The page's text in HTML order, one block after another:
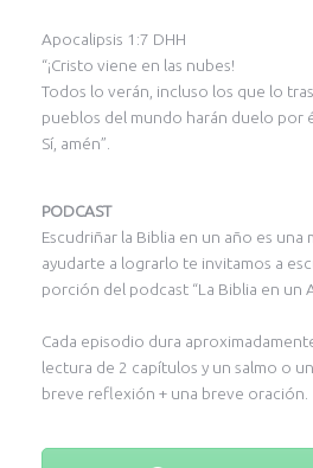
Apocalipsis 1:7 DHH
“¡Cristo viene en las nubes!
Todos lo verán, incluso los que lo
pueblos del mundo harán duelo por
Sí, amén”.
PODCAST
Escudriñar la Biblia en un año es una
ayudarte a lograrlo te invitamos a
porción del podcast “La Biblia en un
Cada episodio dura
lectura de 2 capítulos y un salmo o
breve reflexión + una breve oración.